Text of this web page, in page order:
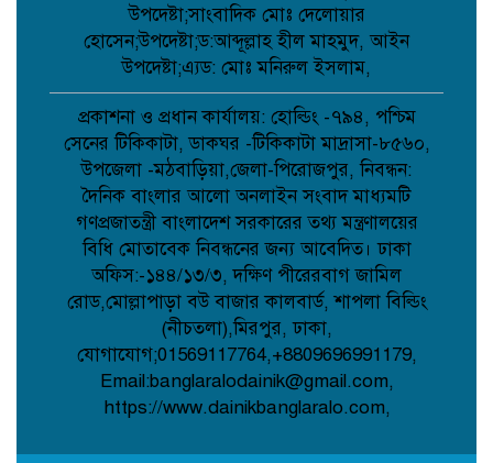
পালিত;
পোরশায় শহিদ পরিবার ও জুলাই যোদ্ধাদের
সংবর্ধনা;
আত্রাইয়ে জুলাই গণঅভ্যুত্থান দিবসে
স্মৃতিচারণ জুলাই যোদ্ধাদের সংবর্ধনা ও
আলোচনা সভা অনুষ্ঠিত ;
ডাসারে কাঠের ফার্নিচারে কাজ করতে গিয়ে
বিস্ফোরণে শিশুর মৃত্যু;
সেবা’র নতুন উপদেষ্টা মনোনীত হলেন
মালয়েশিয়া প্রবাসী ব্যবসায়ী এম আলী
উপদেষ্টা;সাংবাদিক মোঃ দেলোয়ার
হোসেন;উপদেষ্টা;ড:আব্দূল্লাহ হীল মাহমুদ, আইন
উপদেষ্টা;এ্যড: মোঃ মনিরুল ইসলাম,
প্রকাশনা ও প্রধান কার্যালয়: হোল্ডিং -৭৯৪, পশ্চিম
সেনের টিকিকাটা, ডাকঘর -টিকিকাটা মাদ্রাসা-৮৫৬০,
উপজেলা -মঠবাড়িয়া,জেলা-পিরোজপুর, নিবন্ধন:
দৈনিক বাংলার আলো অনলাইন সংবাদ মাধ্যমটি
গণপ্রজাতন্ত্রী বাংলাদেশ সরকারের তথ্য মন্ত্রণালয়ের
বিধি মোতাবেক নিবন্ধনের জন্য আবেদিত। ঢাকা
অফিস:-১৪৪/১৩/৩, দক্ষিণ পীরেরবাগ জামিল
রোড,মোল্লাপাড়া বউ বাজার কালবার্ড, শাপলা বিল্ডিং
(নীচতলা),মিরপুর, ঢাকা,
যোগাযোগ;01569117764,+8809696991179,
Email:banglaralodainik@gmail.com,
https://www.dainikbanglaralo.com,